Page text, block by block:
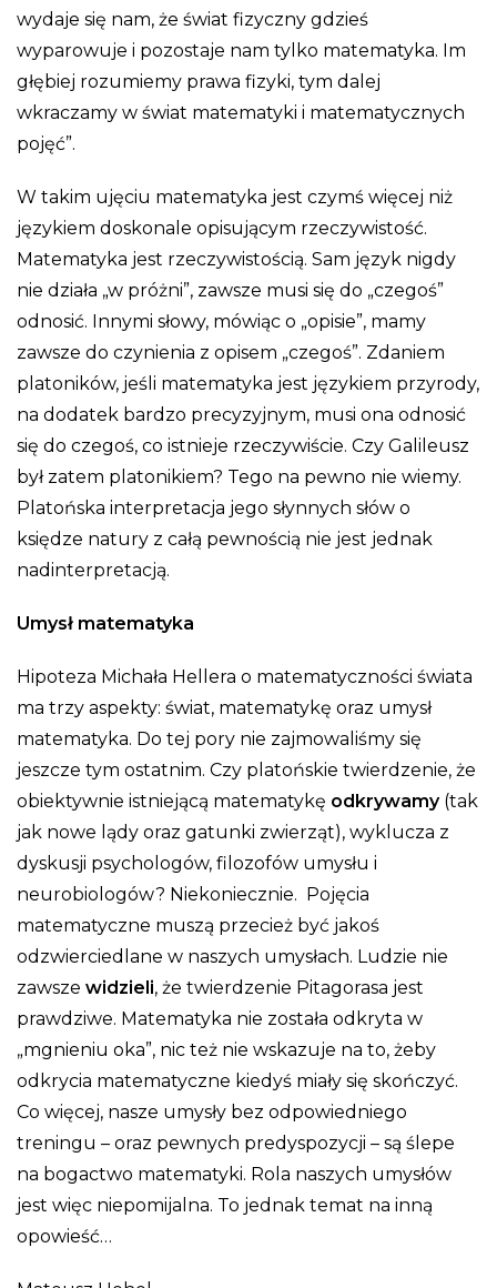
wydaje się nam, że świat fizyczny gdzieś
wyparowuje i pozostaje nam tylko matematyka. Im
głębiej rozumiemy prawa fizyki, tym dalej
wkraczamy w świat matematyki i matematycznych
pojęć”.
W takim ujęciu matematyka jest czymś więcej niż
językiem doskonale opisującym rzeczywistość.
Matematyka jest rzeczywistością. Sam język nigdy
nie działa „w próżni”, zawsze musi się do „czegoś”
odnosić. Innymi słowy, mówiąc o „opisie”, mamy
zawsze do czynienia z opisem „czegoś”. Zdaniem
platoników, jeśli matematyka jest językiem przyrody,
na dodatek bardzo precyzyjnym, musi ona odnosić
się do czegoś, co istnieje rzeczywiście. Czy Galileusz
był zatem platonikiem? Tego na pewno nie wiemy.
Platońska interpretacja jego słynnych słów o
księdze natury z całą pewnością nie jest jednak
nadinterpretacją.
Umysł matematyka
Hipoteza Michała Hellera o matematyczności świata
ma trzy aspekty: świat, matematykę oraz umysł
matematyka. Do tej pory nie zajmowaliśmy się
jeszcze tym ostatnim. Czy platońskie twierdzenie, że
obiektywnie istniejącą matematykę odkrywamy(tak
jak nowe lądy oraz gatunki zwierząt), wyklucza z
dyskusji psychologów, filozofów umysłu i
neurobiologów? Niekoniecznie. Pojęcia
matematyczne muszą przecież być jakoś
odzwierciedlane w naszych umysłach. Ludzie nie
zawsze widzieli, że twierdzenie Pitagorasa jest
prawdziwe. Matematyka nie została odkryta w
„mgnieniu oka”, nic też nie wskazuje na to, żeby
odkrycia matematyczne kiedyś miały się skończyć.
Co więcej, nasze umysły bez odpowiedniego
treningu – oraz pewnych predyspozycji – są ślepe
na bogactwo matematyki. Rola naszych umysłów
jest więc niepomijalna. To jednak temat na inną
opowieść…